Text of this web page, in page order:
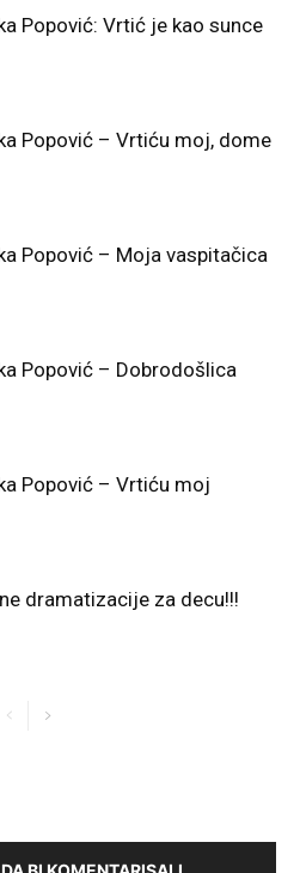
Popović: Vrtić je kao sunce
Popović – Vrtiću moj, dome
Popović – Moja vaspitačica
Popović – Dobrodošlica
Popović – Vrtiću moj
dramatizacije za decu!!!